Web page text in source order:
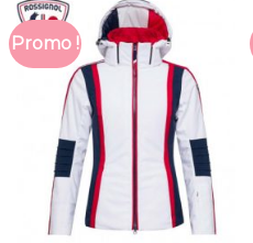
Promo !